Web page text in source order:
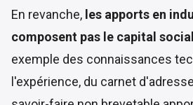
En revanche, les apports en
composent pas le capital social
exemple des connaissances
l'expérience, du carnet